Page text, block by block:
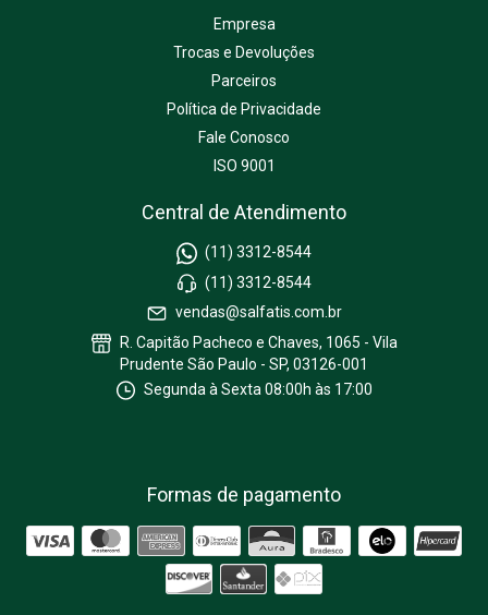
Empresa
Trocas e Devoluções
Parceiros
Política de Privacidade
Fale Conosco
ISO 9001
Central de Atendimento
(11) 3312-8544
(11) 3312-8544
vendas@salfatis.com.br
R. Capitão Pacheco e Chaves, 1065 - Vila
Prudente São Paulo - SP, 03126-001
Segunda à Sexta 08:00h às 17:00
Formas de pagamento